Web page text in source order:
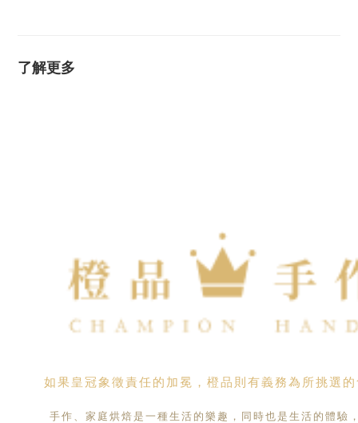
了解更多
如果皇冠象徵責任的加冕，橙品則有義務為所挑選
手作、家庭烘焙是一種生活的樂趣，同時也是生活的體驗